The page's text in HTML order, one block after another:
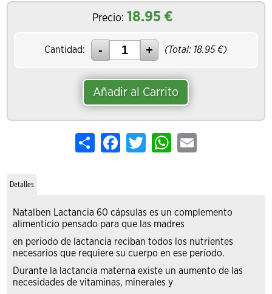
Precio: 18.95 €
Cantidad: (Total: 18.95 €)
Añadir al Carrito
Share FacebookTwitterWhatsApp
Email
Detalles
Natalben Lactancia 60 cápsulas es un complemento
alimenticio pensado para que las madres
en periodo de lactancia reciban todos los nutrientes
necesarios que requiere su cuerpo en ese período.
Durante la lactancia materna existe un aumento de las
necesidades de vitaminas, minerales y